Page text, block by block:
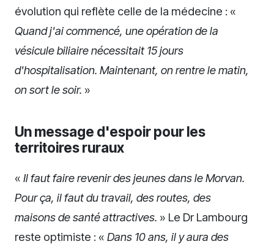
évolution qui reflète celle de la médecine : «
Quand j'ai commencé, une opération de la
vésicule biliaire nécessitait 15 jours
d'hospitalisation. Maintenant, on rentre le matin,
on sort le soir. »
Un message d'espoir pour les
territoires ruraux
« Il faut faire revenir des jeunes dans le Morvan.
Pour ça, il faut du travail, des routes, des
maisons de santé attractives. » Le Dr Lambourg
reste optimiste : « Dans 10 ans, il y aura des